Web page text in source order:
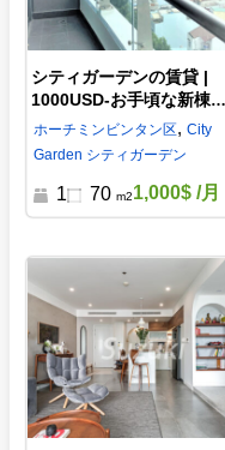
シティガーデンの賃貸 |
1000USD-お手頃な新棟
1LDK- S2992699
ホーチミン ビンタン区, City
Garden シティガーデン
1 70 m21,000$ /月